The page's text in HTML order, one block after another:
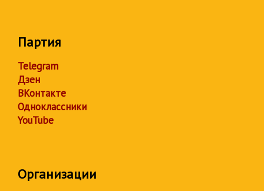
Партия
Telegram
Дзен
ВКонтакте
Одноклассники
YouTube
Организации